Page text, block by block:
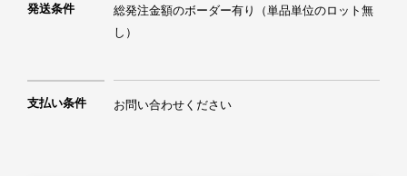
発送条件
総発注金額のボーダー有り（単品単位のロット無
支払い条件 お問い合わせください